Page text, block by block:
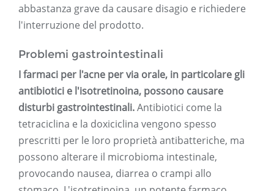
abbastanza grave da causare disagio e richiedere
l'interruzione del prodotto.
Problemi gastrointestinali
I farmaci per l'acne per via orale, in particolare gli
antibiotici e l'isotretinoina, possono causare
disturbi gastrointestinali.Antibiotici come la
tetraciclina e la doxiciclina vengono spesso
prescritti per le loro proprietà antibatteriche, ma
possono alterare il microbioma intestinale,
provocando nausea, diarrea o crampi allo